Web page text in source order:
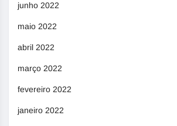
junho 2022
maio 2022
abril 2022
março 2022
fevereiro 2022
janeiro 2022